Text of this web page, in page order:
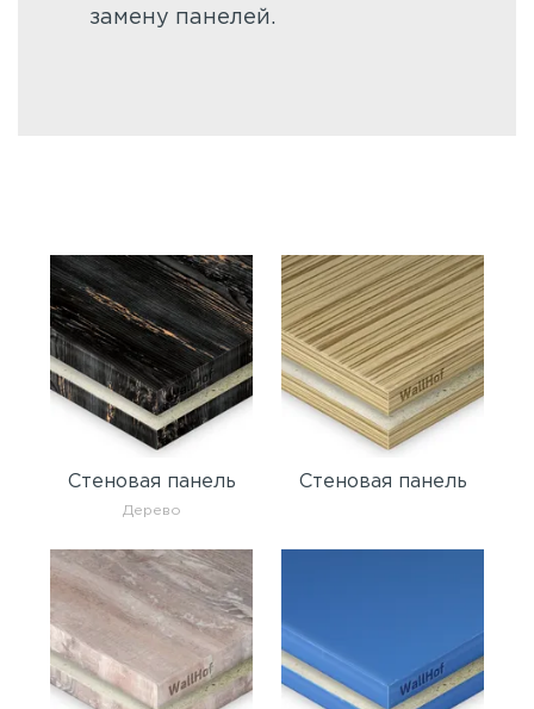
замену панелей.
Стеновая панель
Дерево
Стеновая панель